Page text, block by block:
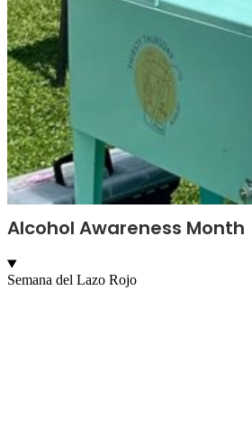
Alcohol Awareness Month
Semana del Lazo Rojo